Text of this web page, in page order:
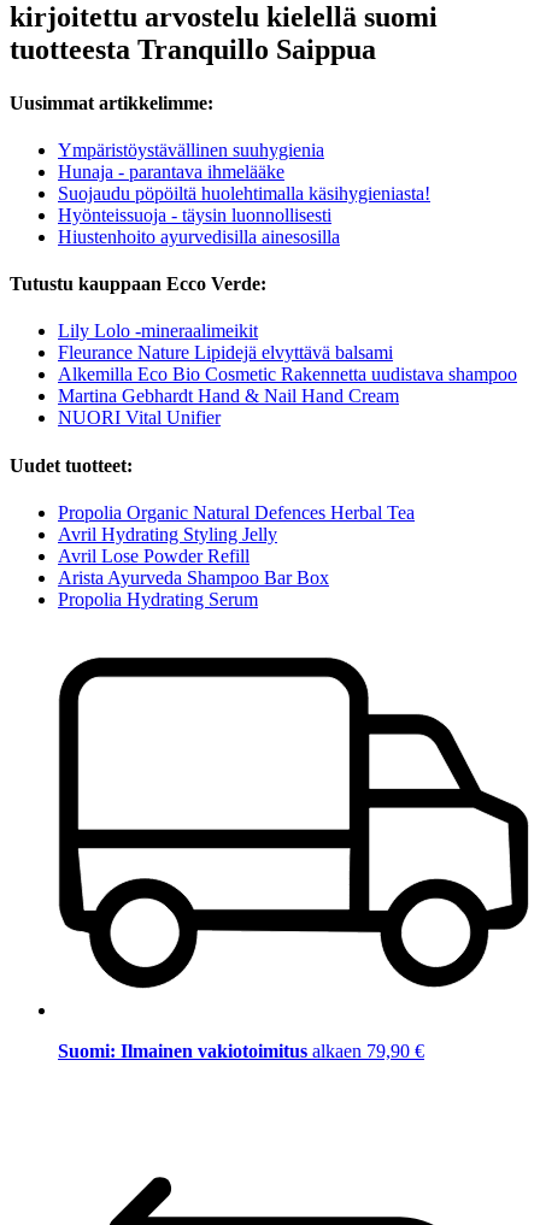
kirjoitettu arvostelu kielellä suomi
tuotteesta Tranquillo Saippua
Uusimmat artikkelimme:
Ympäristöystävällinen suuhygienia
Hunaja - parantava ihmelääke
Suojaudu pöpöiltä huolehtimalla käsihygieniasta!
Hyönteissuoja - täysin luonnollisesti
Hiustenhoito ayurvedisilla ainesosilla
Tutustu kauppaan Ecco Verde:
Lily Lolo -mineraalimeikit
Fleurance Nature Lipidejä elvyttävä balsami
Alkemilla Eco Bio Cosmetic Rakennetta uudistava shampoo
Martina Gebhardt Hand & Nail Hand Cream
NUORI Vital Unifier
Uudet tuotteet:
Propolia Organic Natural Defences Herbal Tea
Avril Hydrating Styling Jelly
Avril Lose Powder Refill
Arista Ayurveda Shampoo Bar Box
Propolia Hydrating Serum
Suomi: Ilmainen vakiotoimitus alkaen 79,90 €